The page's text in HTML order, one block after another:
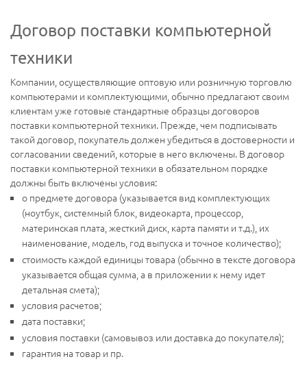
Договор поставки компьютерной
техники
Компании, осуществляющие оптовую или розничную торговлю
компьютерами и комплектующими, обычно предлагают своим
клиентам уже готовые стандартные образцы договоров
поставки компьютерной техники. Прежде, чем подписывать
такой договор, покупатель должен убедиться в достоверности и
согласовании сведений, которые в него включены. В договор
поставки компьютерной техники в обязательном порядке
должны быть включены условия:
о предмете договора (указывается вид комплектующих
(ноутбук, системный блок, видеокарта, процессор,
материнская плата, жесткий диск, карта памяти и т.д.), их
наименование, модель, год выпуска и точное количество);
стоимость каждой единицы товара (обычно в тексте договора
указывается общая сумма, а в приложении к нему идет
детальная смета);
условия расчетов;
дата поставки;
условия поставки (самовывоз или доставка до покупателя);
гарантия на товар и пр.